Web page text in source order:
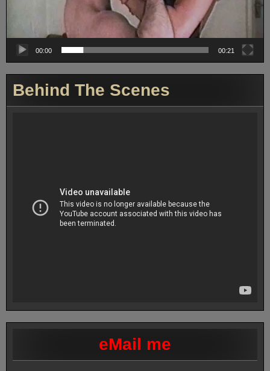
00:00 00:21
Behind The Scenes
eMail me